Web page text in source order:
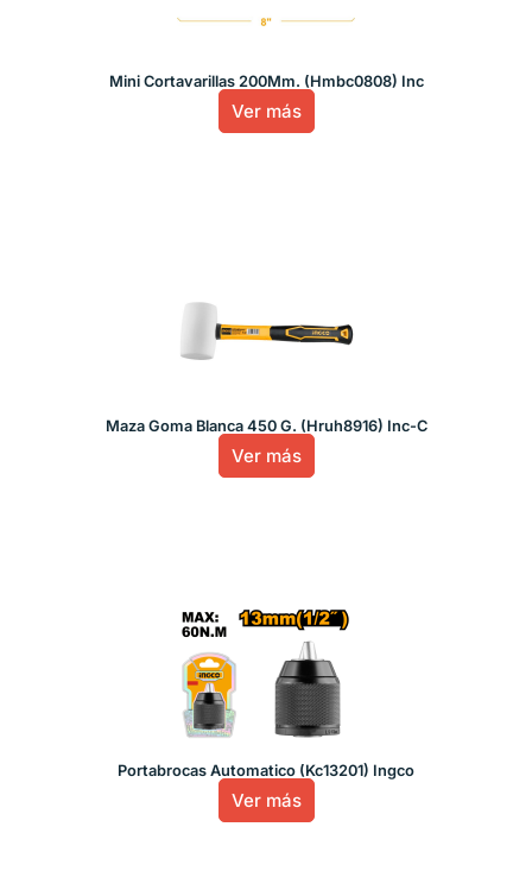
Mini Cortavarillas 200Mm. (Hmbc0808) Inc
Ver más
Maza Goma Blanca 450 G. (Hruh8916) Inc-C
Ver más
Portabrocas Automatico (Kc13201) Ingco
Ver más